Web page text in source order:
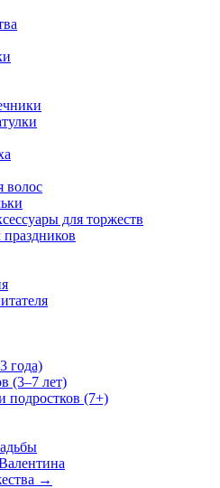
волос
для торжеств
года)
(3–7 лет)
подростков (7+)
→